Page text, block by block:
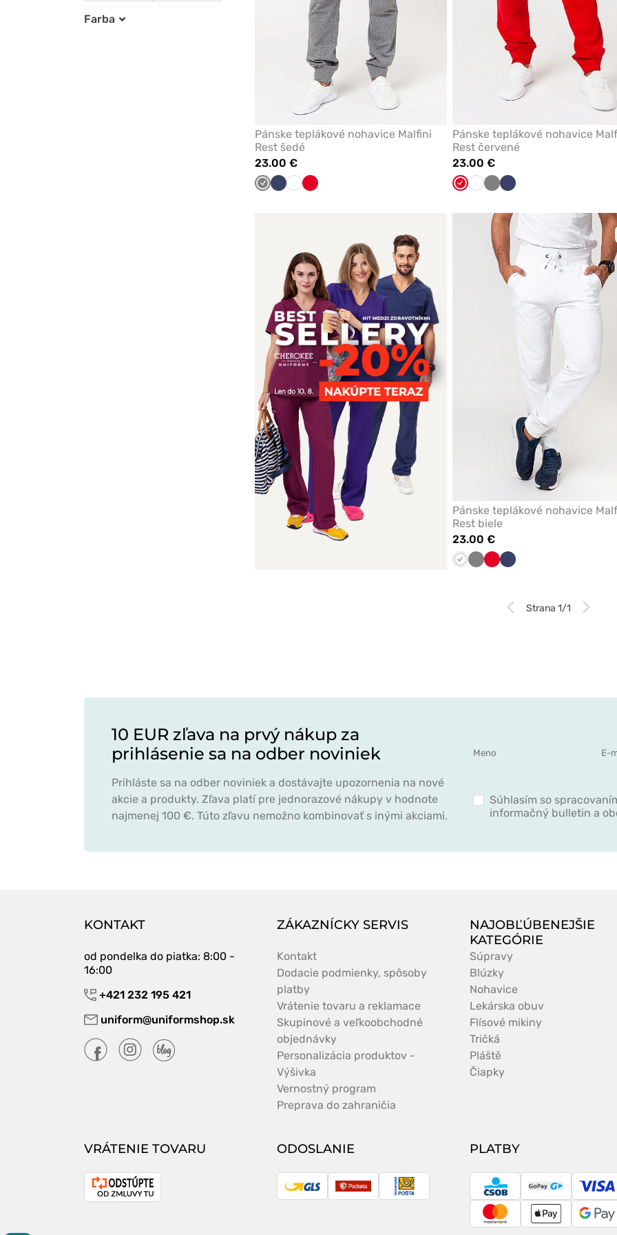
Farba
Pánske teplákové nohavice Malfini
Rest šedé
23.00 €
TmavoNámornícky
BielaČervená
Pánske teplákové nohavice
Rest červené
23.00 €
Červená
Biela TmavoNámornícky
Pánske teplákové nohavice
Rest biele
23.00 €
Biela TmavoČervenáNámornícky
Strana 1/1
10 EUR zľava na prvý nákup za
prihlásenie sa na odber noviniek
Prihláste sa na odber noviniek a dostávajte upozornenia na nové
akcie a produkty. Zľava platí pre jednorazové nákupy v hodnote
najmenej 100 €. Túto zľavu nemožno kombinovať s inými akciami.
Súhlasím so
informačný bulletin a
KONTAKT
od pondelka do piatka: 8:00 -
16:00
+421 232 195 421
uniform@uniformshop.sk
ZÁKAZNÍCKY SERVIS
Kontakt
Dodacie podmienky, spôsoby
platby
Vrátenie tovaru a reklamace
Skupinové a veľkoobchodné
objednávky
Personalizácia produktov -
Výšivka
Vernostný program
Preprava do zahraničia
NAJOBĽÚBENEJŠIE
KATEGÓRIE
Súpravy
Blúzky
Nohavice
Lekárska obuv
Flísové mikiny
Tričká
Pláště
Čiapky
VRÁTENIE TOVARU
Odstúpenie
ODOSLANIE
GLS Packeta
Slovenská
PLATBY
CSOB GoPay Visa
MasterCardApple